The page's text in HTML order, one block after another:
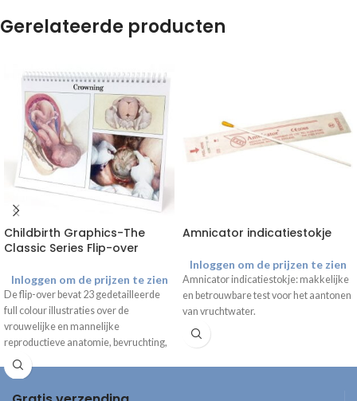
Gerelateerde producten
Childbirth Graphics-The
Classic Series Flip-over
Inloggen om de prijzen te zien
De flip-over bevat 23 gedetailleerde
full colour illustraties over de
vrouwelijke en mannelijke
reproductieve anatomie, bevruchting,
ontwikkeling van de foetus,
veranderingen tijdens de
zwangerschap, geboorte en
Amnicator indicatiestokje
Inloggen om de prijzen te zien
Amnicator indicatiestokje: makkelijke
en betrouwbare test voor het aantonen
van vruchtwater.